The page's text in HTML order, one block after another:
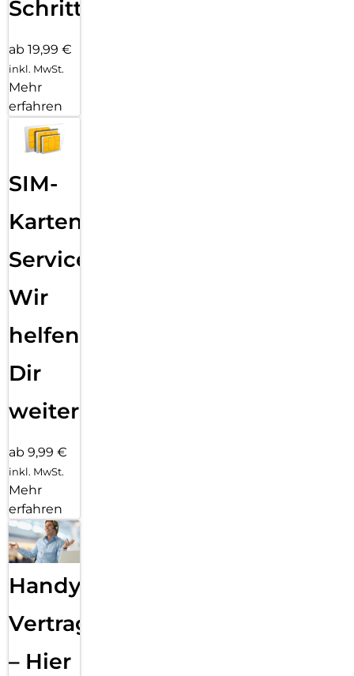
Schritten
ab 19,99 €
inkl. MwSt.
Mehr
erfahren
SIM-
Karten
Service:
Wir
helfen
Dir
weiter
ab 9,99 €
inkl. MwSt.
Mehr
erfahren
Handy
Vertragsabwicklung
– Hier